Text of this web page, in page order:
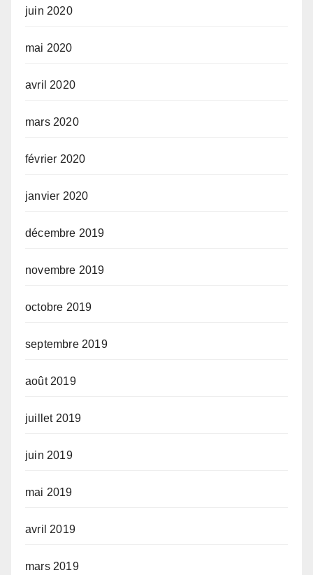
juin 2020
mai 2020
avril 2020
mars 2020
février 2020
janvier 2020
décembre 2019
novembre 2019
octobre 2019
septembre 2019
août 2019
juillet 2019
juin 2019
mai 2019
avril 2019
mars 2019